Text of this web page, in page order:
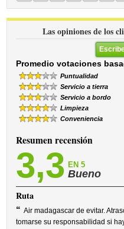
Las opiniones de los
Promedio votaciones
Puntualidad
Servicio a tierra
Servicio a bordo
Limpieza
Conveniencia
Resumen recensión
3,3 EN 5
Bueno
Ruta
“ Air madagascar de evitar.
tomarse su responsabilidad si